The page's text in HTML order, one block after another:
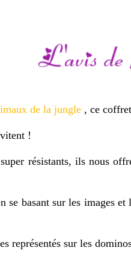
de la jungle , ce
!
résistants, ils nous
basant sur les images
représentés sur les